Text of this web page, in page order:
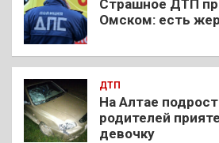
Страшное ДТП
Омском: есть
ДТП
На Алтае
родителей
девочку